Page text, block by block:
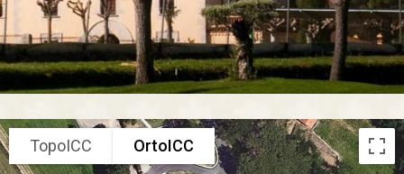
TopoICC OrtoICC